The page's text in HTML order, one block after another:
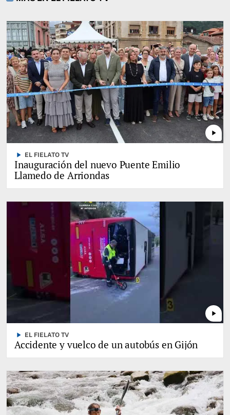
play_arrow
play_arrow EL FIELATO TV
Inauguración del nuevo Puente Emilio
Llamedo de Arriondas
play_arrow
play_arrow EL FIELATO TV
Accidente y vuelco de un autobús en Gijón